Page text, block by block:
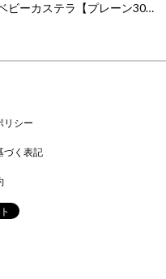
京都すずなり屋 冷凍ベビーカステラ【プレーン30個入】今だけ、半額！特別価格セール２｜自然解凍でそのまま食べられる お取り寄せスイーツ
リシー
づく表記